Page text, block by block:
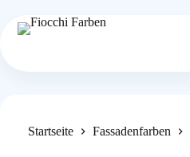
Inhalt
springen
Startseite Fassadenfarben